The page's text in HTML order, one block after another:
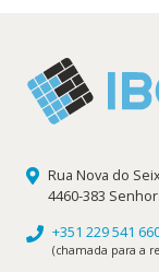
Rua Nova do
4460-383
+351 229 541
(chamada para a